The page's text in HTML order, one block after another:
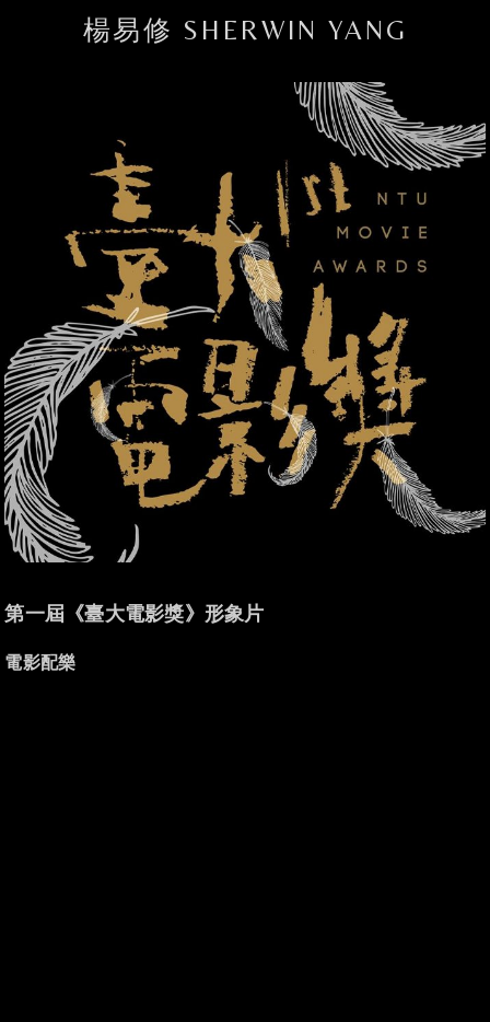
楊易修 SHERWIN YANG
第一屆《臺大電影獎》形象片
電影配樂